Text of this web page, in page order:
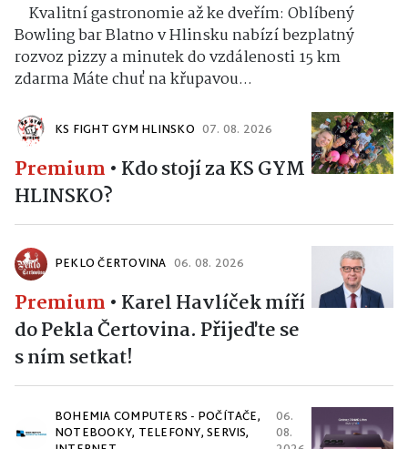
Kvalitní gastronomie až ke dveřím: Oblíbený
Bowling bar Blatno v Hlinsku nabízí bezplatný
rozvoz pizzy a minutek do vzdálenosti 15 km
zdarma Máte chuť na křupavou...
KS FIGHT GYM HLINSKO 07. 08. 2026
Premium • Kdo stojí za KS GYM
HLINSKO?
PEKLO ČERTOVINA 06. 08. 2026
Premium • Karel Havlíček míří
do Pekla Čertovina. Přijeďte se
s ním setkat!
BOHEMIA COMPUTERS - POČÍTAČE,
NOTEBOOKY, TELEFONY, SERVIS,
06.
08.